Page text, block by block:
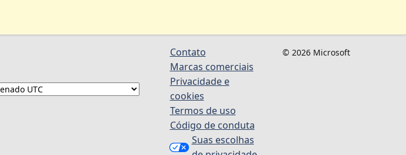
Contato
Marcas comerciais
Privacidade e
cookies
Termos de uso
Código de conduta
Suas escolhas
© 2026 Microsoft